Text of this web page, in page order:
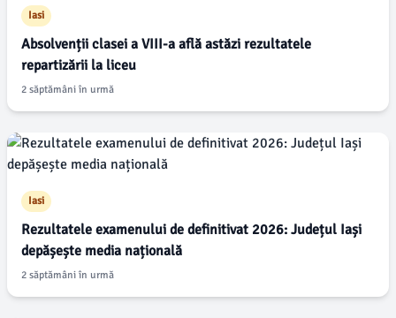
Iasi
Absolvenții clasei a VIII-a află astăzi rezultatele
repartizării la liceu
2 săptămâni în urmă
Iasi
Rezultatele examenului de definitivat 2026: Județul Iași
depășește media națională
2 săptămâni în urmă